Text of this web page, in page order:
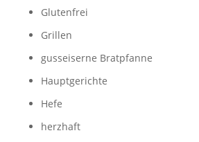
Glutenfrei
Grillen
gusseiserne Bratpfanne
Hauptgerichte
Hefe
herzhaft